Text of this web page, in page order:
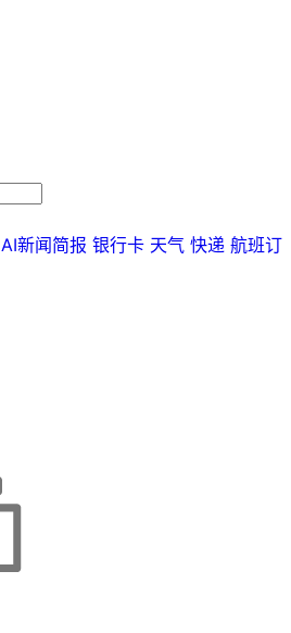
AI新闻简报 银行卡 天气 快递 航班订